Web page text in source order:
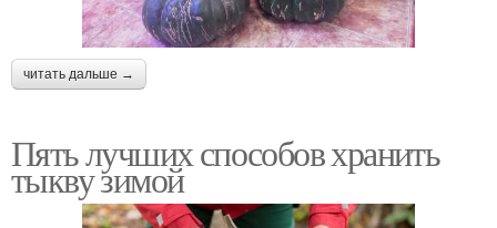
читать дальше →
Пять лучших способов хранить
тыкву зимой